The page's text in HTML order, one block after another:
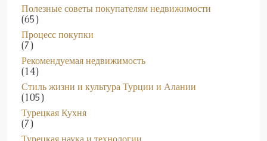
(65)
Процесс покупки
(7)
Рекомендуемая недвижимость
(14)
Стиль жизни и культура Турции и Алании
(105)
Турецкая Кухня
(7)
Турецкая наука и технологии
(8)